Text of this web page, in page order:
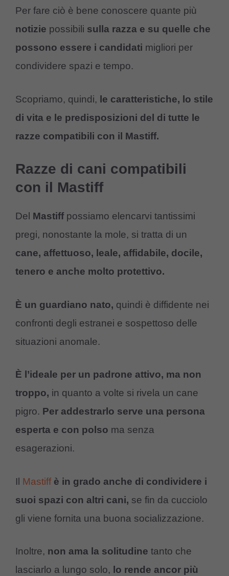
Per fare ciò è bene conoscere quante più
notizie possibili sulla razza e su quelle che
possono essere i candidati migliori per
condividere spazi e tempo.
Scopriamo, quindi, le caratteristiche, lo stile
di vita e le predisposizioni del di tutte le
razze compatibili con il Mastiff.
Razze di cani compatibili
con il Mastiff
Del Mastiff possiamo elencarvi tantissimi
pregi, nonostante la mole, si tratta di un
cane, affettuoso, leale, affidabile, docile,
tenero e anche molto protettivo.
È un guardiano nato, quindi è diffidente nei
confronti degli estranei e sospettoso delle
situazioni anomale.
È l’ideale per un padrone attivo, ma non
troppo, in quanto a volte si rivela un cane
pigro. Per addestrarlo serve una persona
esperta e con polso ma senza
esagerazioni.
Il Mastiff è in grado anche di condividere i
suoi spazi con altri cani, se fin da cucciolo
gli viene fornita una buona socializzazione.
Inoltre, non ama la solitudine tanto che
lasciarlo a lungo solo, lo rende ancor più